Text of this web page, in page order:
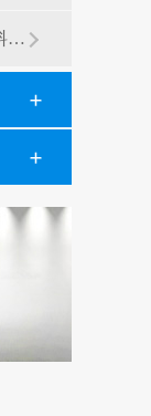
刷墙用的乳胶涂料用青岛赛诺分散剂的原因竟然是....？